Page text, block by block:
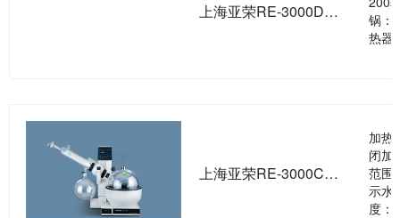
上海亚荣RE-3000D旋转蒸发器
锅：
热器
上海亚荣RE-3000C旋转蒸发器
加热
闭加
范围
示水
度